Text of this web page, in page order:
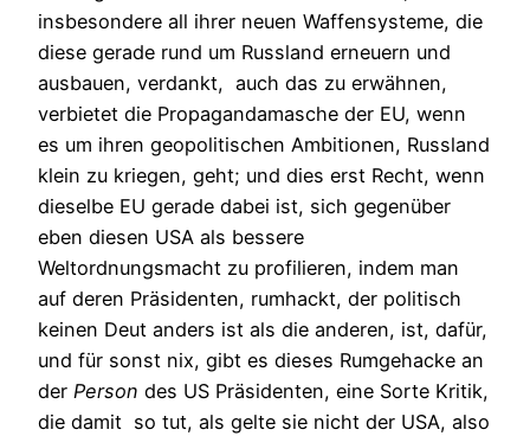
insbesondere all ihrer neuen Waffensysteme, die
diese gerade rund um Russland erneuern und
ausbauen, verdankt, auch das zu erwähnen,
verbietet die Propagandamasche der EU, wenn
es um ihren geopolitischen Ambitionen, Russland
klein zu kriegen, geht; und dies erst Recht, wenn
dieselbe EU gerade dabei ist, sich gegenüber
eben diesen USA als bessere
Weltordnungsmacht zu profilieren, indem man
auf deren Präsidenten, rumhackt, der politisch
keinen Deut anders ist als die anderen, ist, dafür,
und für sonst nix, gibt es dieses Rumgehacke an
der Person des US Präsidenten, eine Sorte Kritik,
die damit so tut, als gelte sie nicht der USA, also